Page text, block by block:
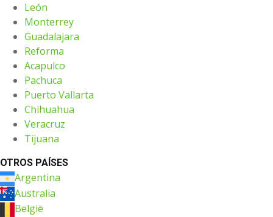
León
Monterrey
Guadalajara
Reforma
Acapulco
Pachuca
Puerto Vallarta
Chihuahua
Veracruz
Tijuana
OTROS PAÍSES
Argentina
Australia
België